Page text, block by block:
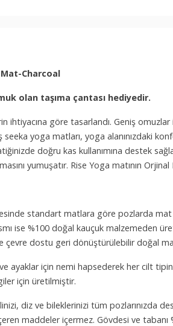
Charcoal
olan taşıma çantası hediyedir.
ihtiyacına göre tasarlandı. Geniş
yoga matları, yoga alanınızdaki
doğru kas kullanımına destek
yumuşatır. Rise Yoga matının
standart matlara göre pozlarda mat
ise %100 doğal kauçuk malzemeden
çevre dostu geri dönüştürülebilir doğal
ayaklar için nemi hapsederek her cilt
için üretilmiştir.
diz ve bileklerinizi tüm pozlarınızda
maddeler içermez. Gövdesi ve